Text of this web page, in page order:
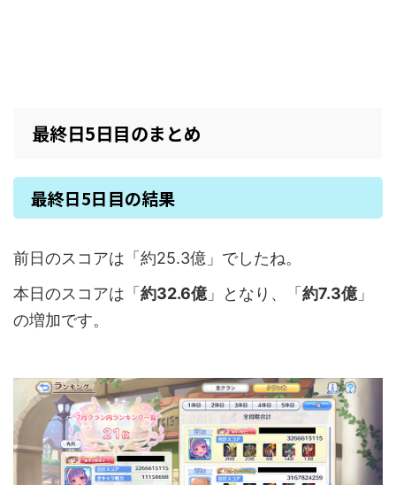
最終日5日目のまとめ
最終日5日目の結果
前日のスコアは「約25.3億」でしたね。
本日のスコアは「 約32.6億」となり、「 約7.3億」
の増加です。